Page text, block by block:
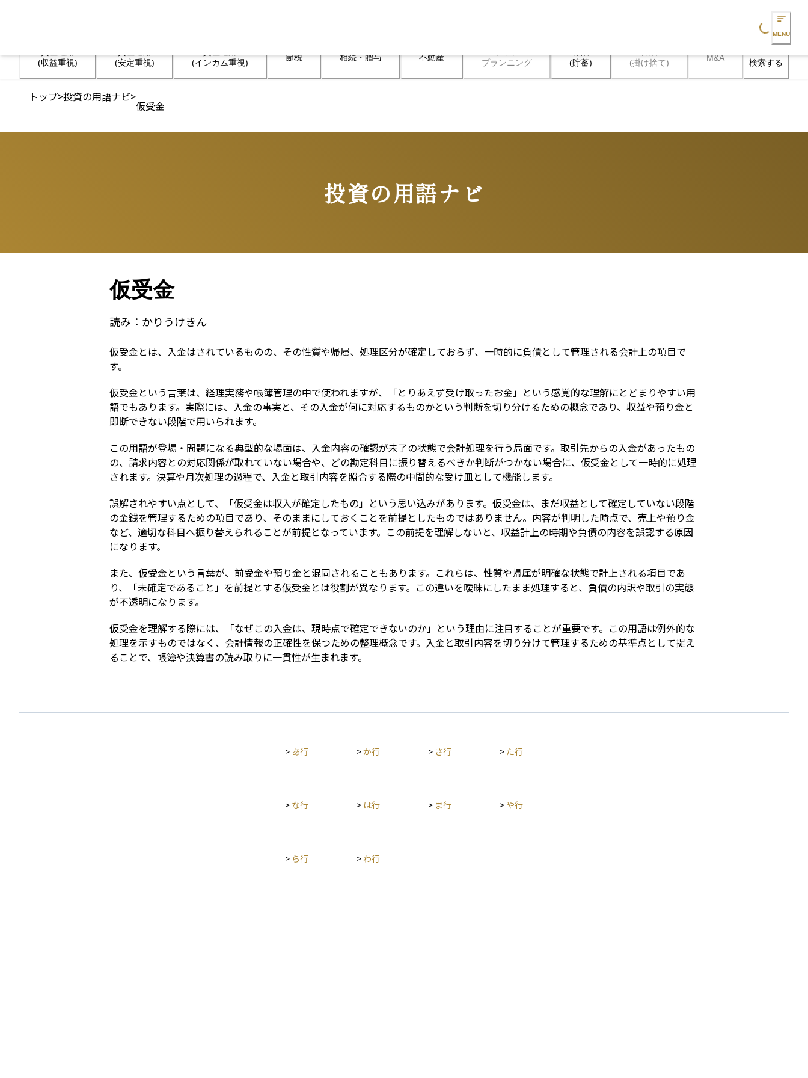
Loading...MENU
(収益重視)
(安定重視)
(インカム重視)
節税 相続・贈与 不動産
プランニング
(貯蓄)
(掛け捨て)
M&A 検索する
トップ>投資の用語ナビ>
仮受金
投資の用語ナビ
Terms
仮受金
読み： かりうけきん
仮受金とは、入金はされているものの、その性質や帰属、処理区分が確定しておらず、一時的に負債として管理される会計上の項目で
す。
仮受金という言葉は、経理実務や帳簿管理の中で使われますが、「とりあえず受け取ったお金」という感覚的な理解にとどまりやすい用
語でもあります。実際には、入金の事実と、その入金が何に対応するものかという判断を切り分けるための概念であり、収益や預り金と
即断できない段階で用いられます。
この用語が登場・問題になる典型的な場面は、入金内容の確認が未了の状態で会計処理を行う局面です。取引先からの入金があったもの
の、請求内容との対応関係が取れていない場合や、どの勘定科目に振り替えるべきか判断がつかない場合に、仮受金として一時的に処理
されます。決算や月次処理の過程で、入金と取引内容を照合する際の中間的な受け皿として機能します。
誤解されやすい点として、「仮受金は収入が確定したもの」という思い込みがあります。仮受金は、まだ収益として確定していない段階
の金銭を管理するための項目であり、そのままにしておくことを前提としたものではありません。内容が判明した時点で、売上や預り金
など、適切な科目へ振り替えられることが前提となっています。この前提を理解しないと、収益計上の時期や負債の内容を誤認する原因
になります。
また、仮受金という言葉が、前受金や預り金と混同されることもあります。これらは、性質や帰属が明確な状態で計上される項目であ
り、「未確定であること」を前提とする仮受金とは役割が異なります。この違いを曖昧にしたまま処理すると、負債の内訳や取引の実態
が不透明になります。
仮受金を理解する際には、「なぜこの入金は、現時点で確定できないのか」という理由に注目することが重要です。この用語は例外的な
処理を示すものではなく、会計情報の正確性を保つための整理概念です。入金と取引内容を切り分けて管理するための基準点として捉え
ることで、帳簿や決算書の読み取りに一貫性が生まれます。
> あ行 >か行 > さ行 > た行
> な行 > は行 > ま行 > や行
> ら行 > わ行